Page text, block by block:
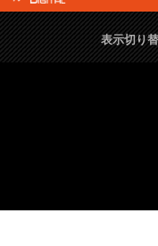
表示切り